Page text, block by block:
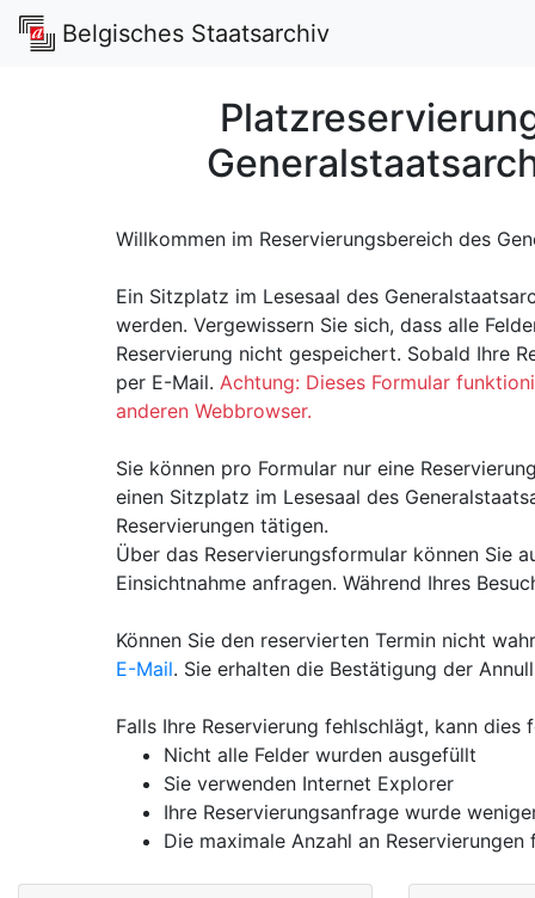
Belgisches Staatsarchiv
Willkommen im Reservierungsbereich des
Ein Sitzplatz im Lesesaal des
werden. Vergewissern Sie sich, dass alle
Reservierung nicht gespeichert. Sobald Ihre
per E-Mail. Achtung: Dieses Formular
anderen Webbrowser.
Sie können pro Formular nur eine
einen Sitzplatz im Lesesaal des
Reservierungen tätigen.
Über das Reservierungsformular können Sie
Einsichtnahme anfragen. Während Ihres
Können Sie den reservierten Termin nicht
E-Mail. Sie erhalten die Bestätigung der
Falls Ihre Reservierung fehlschlägt, kann dies
Nicht alle Felder wurden ausgefüllt
Sie verwenden Internet Explorer
Ihre Reservierungsanfrage wurde
Die maximale Anzahl an